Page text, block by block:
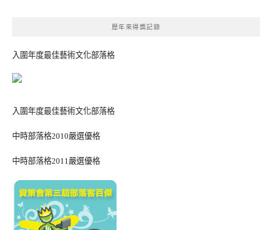
歷年來得獎記錄
入圍年度最佳藝術文化部落格
入圍年度最佳藝術文化部落格
中時部落格2010嚴選優格
中時部落格2011嚴選優格